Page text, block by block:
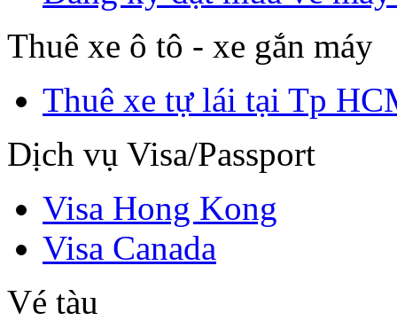
Thuê xe ô tô - xe gắn máy
Thuê xe tự lái tại Tp
Dịch vụ Visa/Passport
Visa Hong Kong
Visa Canada
Vé tàu